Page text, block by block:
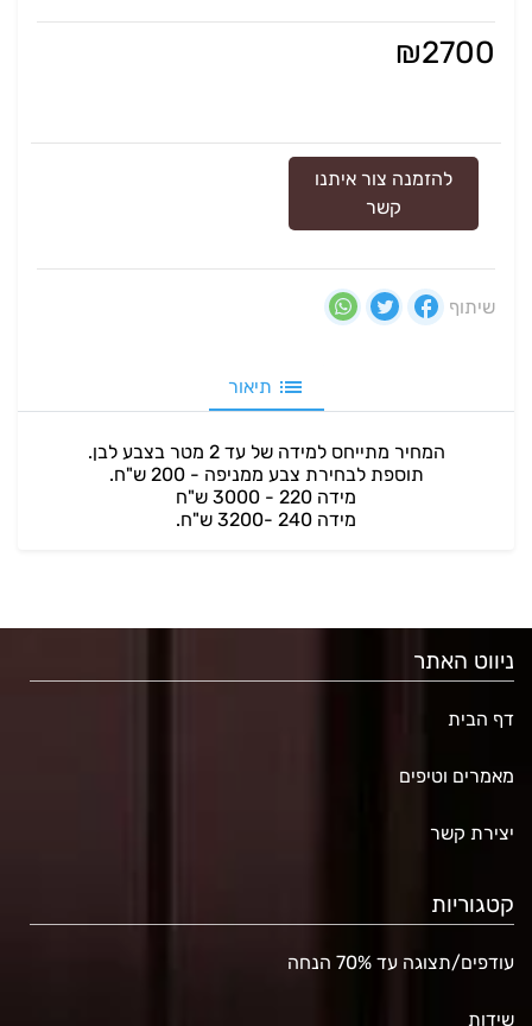
₪2700
להזמנה צור איתנו
קשר
שיתוף
תיאור
המחיר מתייחס למידה של עד 2 מטר בצבע לבן.
תוספת לבחירת צבע ממניפה - 200 ש"ח.
מידה 220 - 3000 ש"ח
מידה 240 -3200 ש"ח.
ניווט האתר
דף הבית
מאמרים וטיפים
יצירת קשר
קטגוריות
עודפים/תצוגה עד 70% הנחה
שידות